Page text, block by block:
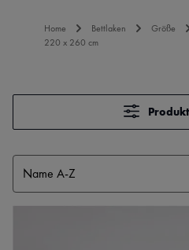
Home Bettlaken Größe
220 x 260 cm